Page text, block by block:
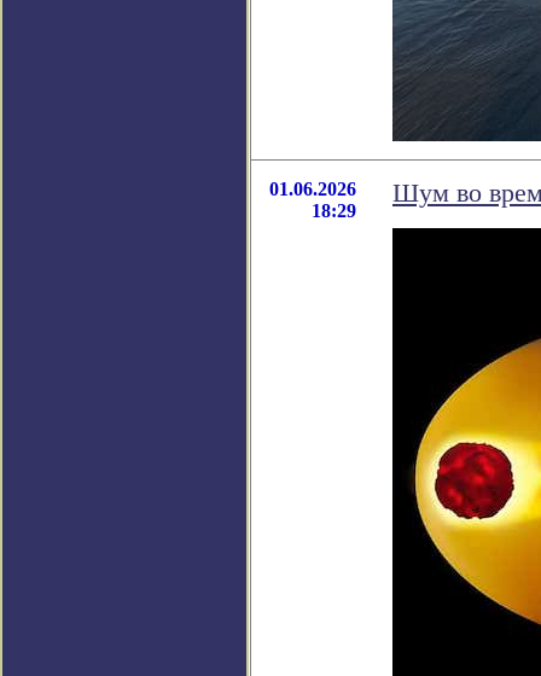
01.06.2026
18:29
Шум во